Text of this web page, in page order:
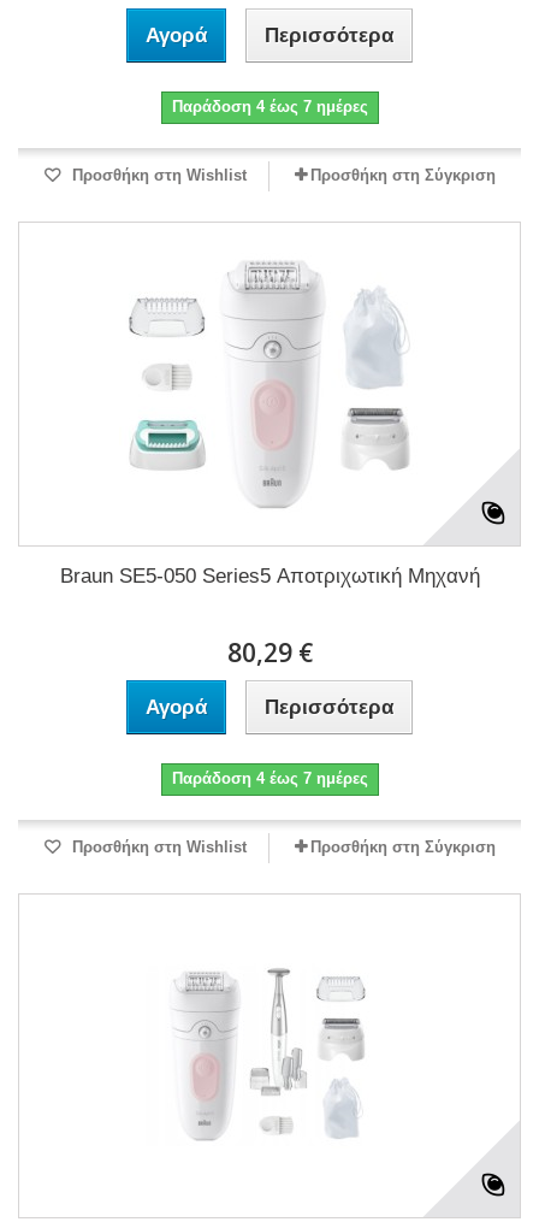
Αγορά Περισσότερα
Παράδοση 4 έως 7 ημέρες
Προσθήκη στη Wishlist Προσθήκη στη Σύγκριση
Braun SE5-050 Series5 Αποτριχωτική Μηχανή
80,29 €
Αγορά Περισσότερα
Παράδοση 4 έως 7 ημέρες
Προσθήκη στη Wishlist Προσθήκη στη Σύγκριση